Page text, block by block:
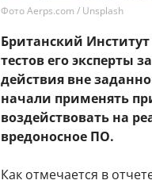
Фото Aerps.com / Unsplash
Британский
тестов его эксперты
действия вне
начали применять
воздействовать на
вредоносное ПО.
Как отмечается в